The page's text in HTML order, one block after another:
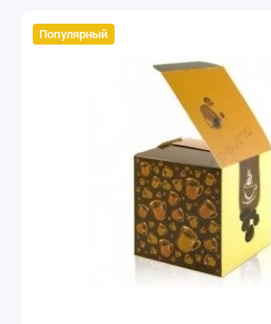
Популярный